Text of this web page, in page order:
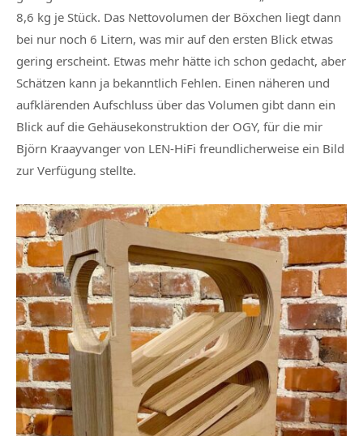
8,6 kg je Stück. Das Nettovolumen der Böxchen liegt dann
bei nur noch 6 Litern, was mir auf den ersten Blick etwas
gering erscheint. Etwas mehr hätte ich schon gedacht, aber
Schätzen kann ja bekanntlich Fehlen. Einen näheren und
aufklärenden Aufschluss über das Volumen gibt dann ein
Blick auf die Gehäusekonstruktion der OGY, für die mir
Björn Kraayvanger von LEN-HiFi freundlicherweise ein Bild
zur Verfügung stellte.